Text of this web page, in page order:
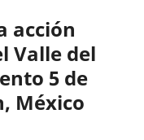
acción
Valle del
5 de
México